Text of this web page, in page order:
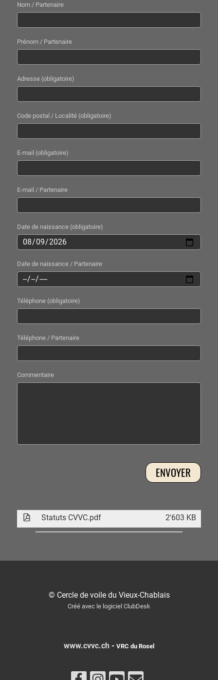
Nom / Partenaire
Prénom / Partenaire
Adresse (obligatoire)
Code postal / Localité (obligatoire)
E-mail (obligatoire)
E-mail / Partenaire
Date de naissance (obligatoire)
Date de naissance / Partenaire
Téléphone (obligatoire)
Téléphone / Partenaire
Commentaire
Statuts CVVC.pdf 2'603 KB
© Cercle de voile du Vieux-Chablais
Créé avec le logiciel ClubDesk
www.cvvc.ch - VRC du Rosel